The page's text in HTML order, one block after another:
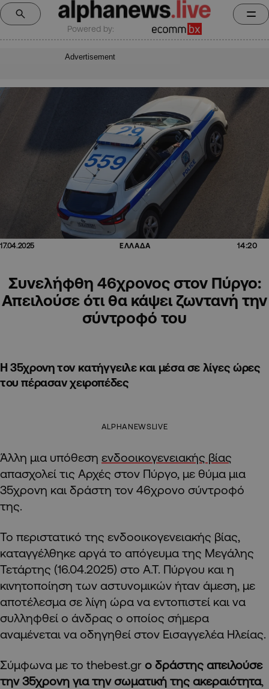
Powered by:
Advertisement
17.04.2025 ΕΛΛΑΔΑ 14:20
Συνελήφθη 46χρονος στον Πύργο:
Απειλούσε ότι θα κάψει ζωντανή την
σύντροφό του
Η 35χρονη τον κατήγγειλε και μέσα σε λίγες ώρες
του πέρασαν χειροπέδες
ALPHANEWSLIVE
Άλλη μια υπόθεση ενδοοικογενειακής βίας
απασχολεί τις Αρχές στον Πύργο, με θύμα μια
35χρονη και δράστη τον 46χρονο σύντροφό
της.
Το περιστατικό της ενδοοικογενειακής βίας,
καταγγέλθηκε αργά το απόγευμα της Μεγάλης
Τετάρτης (16.04.2025) στο Α.Τ. Πύργου και η
κινητοποίηση των αστυνομικών ήταν άμεση, με
αποτέλεσμα σε λίγη ώρα να εντοπιστεί και να
συλληφθεί ο άνδρας ο οποίος σήμερα
αναμένεται να οδηγηθεί στον Εισαγγελέα Ηλείας.
Σύμφωνα με το thebest.gr ο δράστης απειλούσε
την 35χρονη για την σωματική της ακεραιότητα,